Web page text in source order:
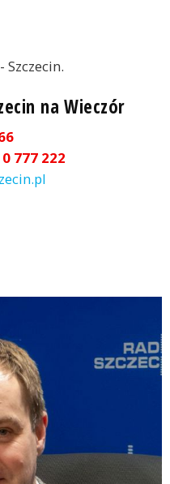
Szczecin.
na Wieczór
777 222